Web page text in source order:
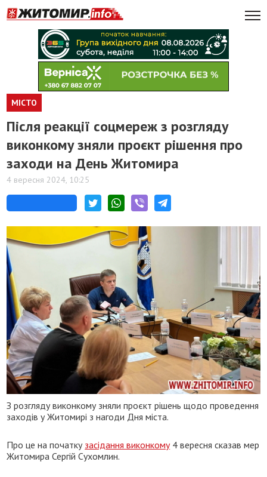
МІСТО
Після реакції соцмереж з розгляду
виконкому зняли проєкт рішення про
заходи на День Житомира
4 вересня 2024, 10:25
З розгляду виконкому зняли проєкт рішень щодо проведення
заходів у Житомирі з нагоди Дня міста.
Про це на початку засідання виконкому4 вересня сказав мер
Житомира Сергій Сухомлин.